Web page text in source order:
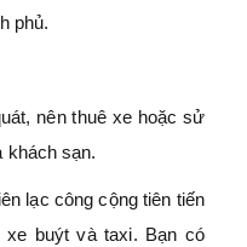
phủ.
nên thuê xe hoặc sử
khách sạn.
lạc công cộng tiên tiến
xe buýt và taxi. Bạn có